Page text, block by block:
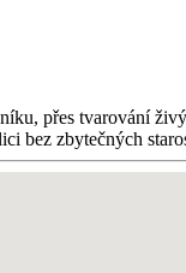
přes tvarování
bez zbytečných